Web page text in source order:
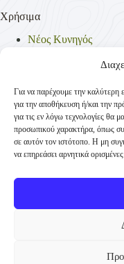
Για να παρέχουμε την καλύτερη
για την αποθήκευση ή/και την
για τις εν λόγω τεχνολογίες θα
προσωπικού χαρακτήρα, όπως
σε αυτόν τον ιστότοπο. Η μη
να επηρεάσει αρνητικά
Χρήσιμα
Νέος Κυνηγός
Νομοθεσία
Πολιτική Απορρήτου
Πολιτική Cookies
Κυνηγετική
TK 10431